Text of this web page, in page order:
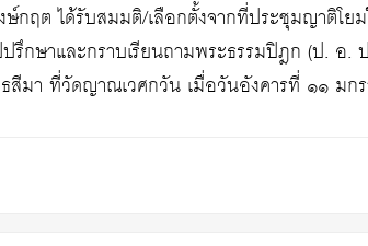
ฤต ได้รับสมมติ/เลือกตั้งจากที่ประชุมญาติโย
รึกษาและกราบเรียนถามพระธรรมปิฎก (ป.
สีมา ที่วัดญาณเวศกวัน เมื่อวันอังคารที่ ๑๑ ม